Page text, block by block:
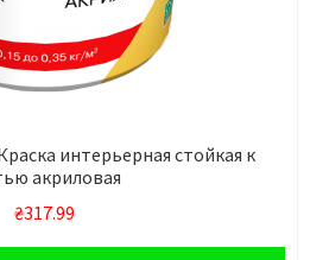
интерьерная стойкая к
акриловая
₴317.99